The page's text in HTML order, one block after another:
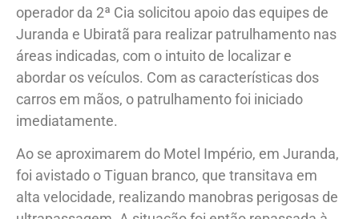
A partir das informações recebidas, o rádio
operador da 2ª Cia solicitou apoio das equipes de
Juranda e Ubiratã para realizar patrulhamento nas
áreas indicadas, com o intuito de localizar e
abordar os veículos. Com as características dos
carros em mãos, o patrulhamento foi iniciado
Ao se aproximarem do Motel Império, em Juranda,
foi avistado o Tiguan branco, que transitava em